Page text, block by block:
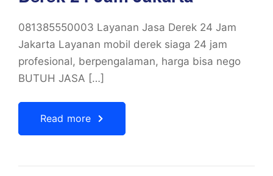
081385550003 Layanan Jasa Derek 24 Jam
Jakarta Layanan mobil derek siaga 24 jam
profesional, berpengalaman, harga bisa nego
BUTUH JASA […]
Read more